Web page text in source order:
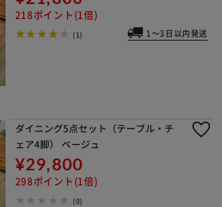
218ポイント(1倍)
(1) 1～3日以内発送
ダイニング5点セット（テーブル・チ
ェア4脚） ベージュ
¥29,800
298ポイント(1倍)
(0)